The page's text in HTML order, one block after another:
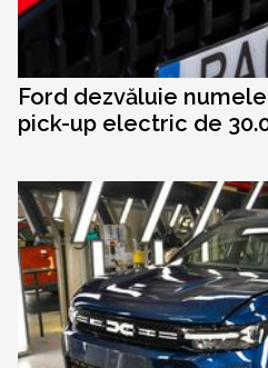
Ford dezvăluie
pick-up electric de